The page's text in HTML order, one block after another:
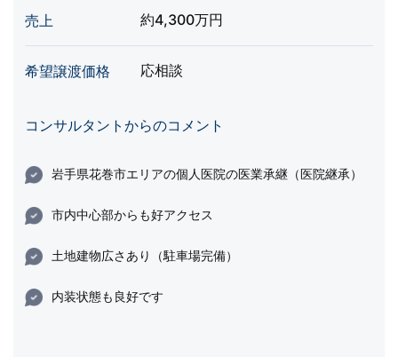
売上 約4,300万円
希望譲渡価格 応相談
コンサルタントからのコメント
岩手県花巻市エリアの個人医院の医業承継（医院継承）
市内中心部からも好アクセス
土地建物広さあり（駐車場完備）
内装状態も良好です